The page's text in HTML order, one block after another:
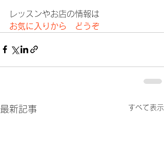
レッスンやお店の情報は
お気に入りから　どうぞ
最新記事 すべて表示